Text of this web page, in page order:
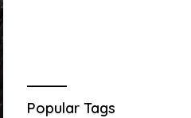
Popular Tags